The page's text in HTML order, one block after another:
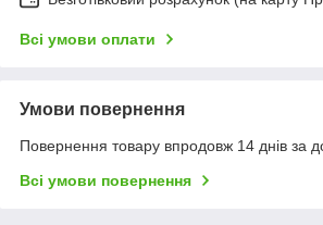
Всі умови оплати
Умови повернення
Повернення товару впродовж 14 днів за
Всі умови повернення